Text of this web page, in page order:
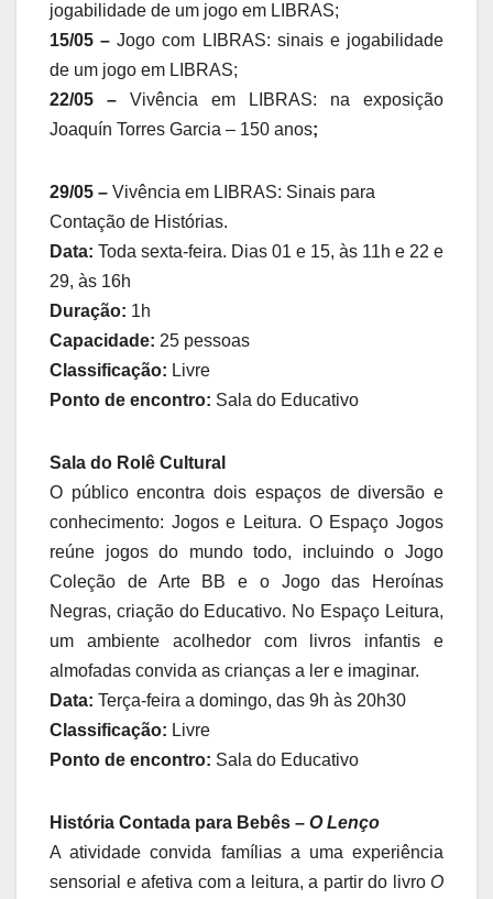
jogabilidade de um jogo em LIBRAS;
15/05 –Jogo com LIBRAS: sinais e jogabilidade
de um jogo em LIBRAS;
22/05 – Vivência em LIBRAS: na exposição
Joaquín Torres Garcia – 150 anos;
29/05 – Vivência em LIBRAS: Sinais para
Contação de Histórias.
Data: Toda sexta-feira. Dias 01 e 15, às 11h e 22 e
29, às 16h
Duração: 1h
Capacidade: 25 pessoas
Classificação: Livre
Ponto de encontro: Sala do Educativo
Sala do Rolê Cultural
O público encontra dois espaços de diversão e
conhecimento: Jogos e Leitura. O Espaço Jogos
reúne jogos do mundo todo, incluindo o Jogo
Coleção de Arte BB e o Jogo das Heroínas
Negras, criação do Educativo. No Espaço Leitura,
um ambiente acolhedor com livros infantis e
almofadas convida as crianças a ler e imaginar.
Data: Terça-feira a domingo, das 9h às 20h30
Classificação: Livre
Ponto de encontro: Sala do Educativo
História Contada para Bebês – O Lenço
A atividade convida famílias a uma experiência
sensorial e afetiva com a leitura, a partir do livro O